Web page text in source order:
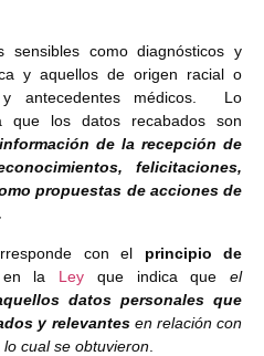
sensibles como diagnósticos y
y aquellos de origen racial o
y antecedentes médicos. Lo
que los datos recabados son
de la recepción de
felicitaciones,
propuestas de acciones de
con el principio de
en la Ley que indica que el
datos personales que
y relevantesen relación con
cual se obtuvieron